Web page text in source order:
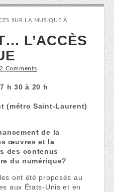
SUR LA MUSIQUE À
L’ACCÈS
2 Comments
h 30 à 20 h
(métro Saint-Laurent)
de la
œuvres et la
des contenus
du numérique?
ont été proposés au
aux États-Unis et en